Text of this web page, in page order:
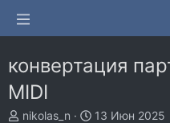
конвертация
MIDI
А
nikolas_n
Д
13 Июн 2025